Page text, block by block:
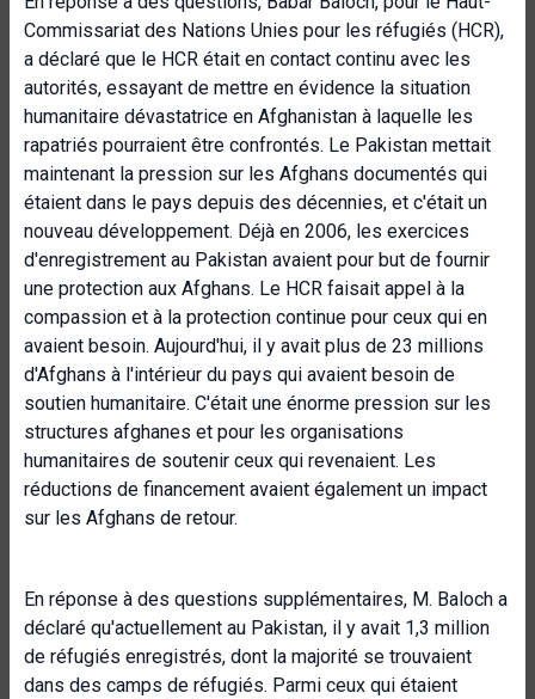
Commissariat des Nations Unies pour les réfugiés (HCR),
a déclaré que le HCR était en contact continu avec les
autorités, essayant de mettre en évidence la situation
humanitaire dévastatrice en Afghanistan à laquelle les
rapatriés pourraient être confrontés. Le Pakistan mettait
maintenant la pression sur les Afghans documentés qui
étaient dans le pays depuis des décennies, et c'était un
nouveau développement. Déjà en 2006, les exercices
d'enregistrement au Pakistan avaient pour but de fournir
une protection aux Afghans. Le HCR faisait appel à la
compassion et à la protection continue pour ceux qui en
avaient besoin. Aujourd'hui, il y avait plus de 23 millions
d'Afghans à l'intérieur du pays qui avaient besoin de
soutien humanitaire. C'était une énorme pression sur les
structures afghanes et pour les organisations
humanitaires de soutenir ceux qui revenaient. Les
réductions de financement avaient également un impact
sur les Afghans de retour.
En réponse à des questions supplémentaires, M. Baloch a
déclaré qu'actuellement au Pakistan, il y avait 1,3 million
de réfugiés enregistrés, dont la majorité se trouvaient
dans des camps de réfugiés. Parmi ceux qui étaient